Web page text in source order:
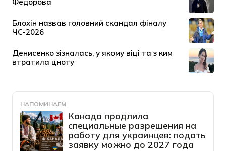
НАПОМИНАЕМ
Канада продлила
специальные разрешения на
работу для украинцев: подать
заявку можно до 2027 года